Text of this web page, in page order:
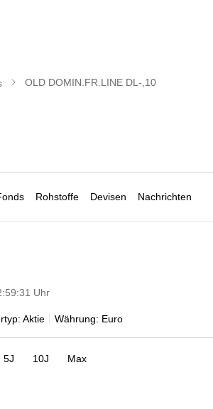
OLD DOMIN.FR.LINE DL-,10
Rohstoffe Devisen Nachrichten
Uhr
Aktie Währung: Euro
5J 10J Max